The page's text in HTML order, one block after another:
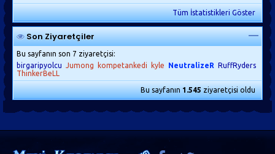
Tüm İstatistikleri Göster
Son Ziyaretçiler
Bu sayfanın son 7 ziyaretçisi:
birgaripyolcu Jumong kompetankedi kyle NeutralizeR RuffRyders
ThinkerBeLL
Bu sayfanın1.545ziyaretçisi oldu